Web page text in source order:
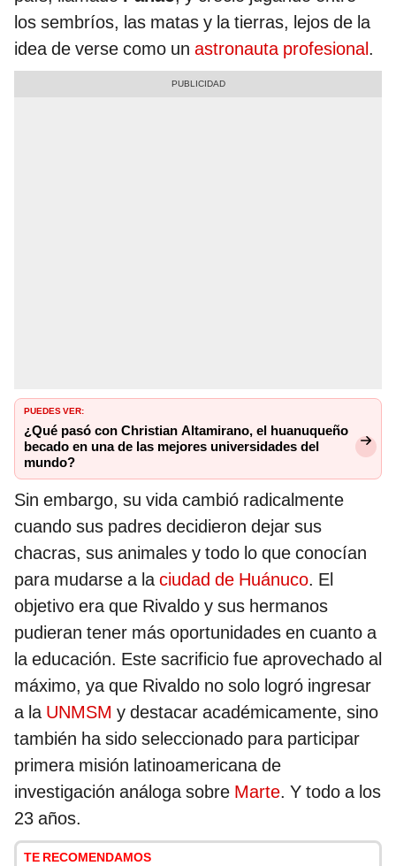
los sembríos, las matas y la tierras, lejos de la
idea de verse como un astronauta profesional.
PUEDES VER:
¿Qué pasó con Christian Altamirano, el huanuqueño
becado en una de las mejores universidades del
mundo?
Sin embargo, su vida cambió radicalmente
cuando sus padres decidieron dejar sus
chacras, sus animales y todo lo que conocían
para mudarse a laciudad de Huánuco. El
objetivo era que Rivaldo y sus hermanos
pudieran tener más oportunidades en cuanto a
la educación. Este sacrificio fue aprovechado al
máximo, ya que Rivaldo no solo logró ingresar
a la UNMSM y destacar académicamente, sino
también ha sido seleccionado para participar
primera misión latinoamericana de
investigación análoga sobre Marte. Y todo a los
23 años.
TE RECOMENDAMOS